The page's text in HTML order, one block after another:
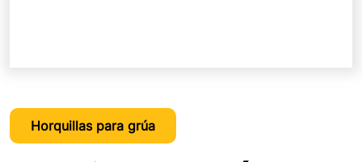
Horquillas para grúa